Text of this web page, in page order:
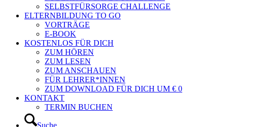
SELBSTFÜRSORGE CHALLENGE
ELTERNBILDUNG TO GO
VORTRÄGE
E-BOOK
KOSTENLOS FÜR DICH
ZUM HÖREN
ZUM LESEN
ZUM ANSCHAUEN
FÜR LEHRER*INNEN
ZUM DOWNLOAD FÜR DICH UM € 0
KONTAKT
TERMIN BUCHEN
Suche